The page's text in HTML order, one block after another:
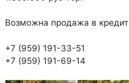
Возможна продажа в кредит
+7 (959) 191-33-51
+7 (959) 191-69-14